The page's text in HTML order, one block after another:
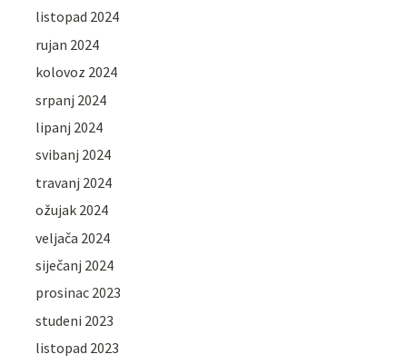
listopad 2024
rujan 2024
kolovoz 2024
srpanj 2024
lipanj 2024
svibanj 2024
travanj 2024
ožujak 2024
veljača 2024
siječanj 2024
prosinac 2023
studeni 2023
listopad 2023